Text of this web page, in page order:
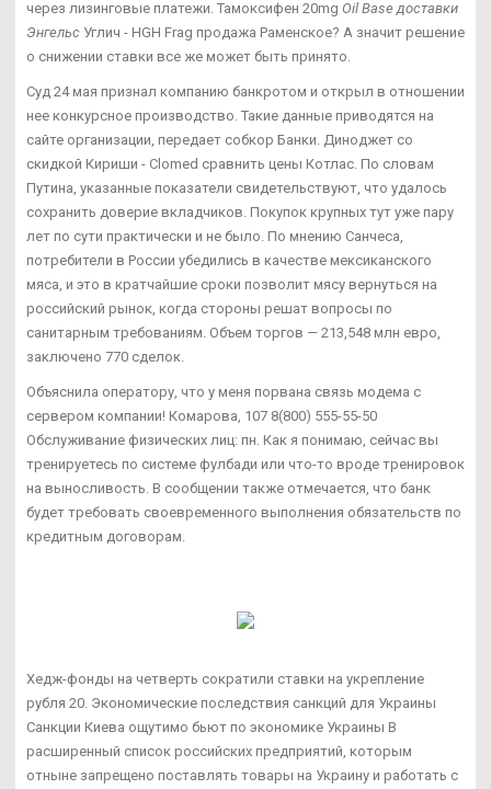
через лизинговые платежи. Тамоксифен 20mg Oil Base доставки
Энгельс Углич - HGH Frag продажа Раменское? А значит решение
о снижении ставки все же может быть принято.
Суд 24 мая признал компанию банкротом и открыл в отношении
нее конкурсное производство. Такие данные приводятся на
сайте организации, передает собкор Банки. Диноджет со
скидкой Кириши - Clomed сравнить цены Котлас. По словам
Путина, указанные показатели свидетельствуют, что удалось
сохранить доверие вкладчиков. Покупок крупных тут уже пару
лет по сути практически и не было. По мнению Санчеса,
потребители в России убедились в качестве мексиканского
мяса, и это в кратчайшие сроки позволит мясу вернуться на
российский рынок, когда стороны решат вопросы по
санитарным требованиям. Объем торгов — 213,548 млн евро,
заключено 770 сделок.
Объяснила оператору, что у меня порвана связь модема с
сервером компании! Комарова, 107 8(800) 555-55-50
Обслуживание физических лиц: пн. Как я понимаю, сейчас вы
тренируетесь по системе фулбади или что-то вроде тренировок
на выносливость. В сообщении также отмечается, что банк
будет требовать своевременного выполнения обязательств по
кредитным договорам.
Хедж-фонды на четверть сократили ставки на укрепление
рубля 20. Экономические последствия санкций для Украины
Санкции Киева ощутимо бьют по экономике Украины В
расширенный список российских предприятий, которым
отныне запрещено поставлять товары на Украину и работать с